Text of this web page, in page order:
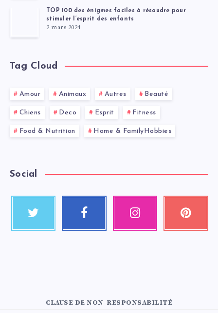
TOP 100 des énigmes faciles à résoudre pour
stimuler l’esprit des enfants
2 mars 2024
Tag Cloud
Amour Animaux Autres Beauté
Chiens Deco Esprit Fitness
Food & Nutrition Home & FamilyHobbies
Social
CLAUSE DE NON-RESPONSABILITÉ